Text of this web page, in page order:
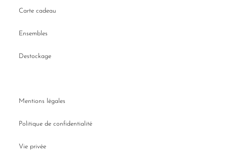
Carte cadeau
Ensembles
Destockage
Mentions légales
Politique de confidentialité
Vie privée